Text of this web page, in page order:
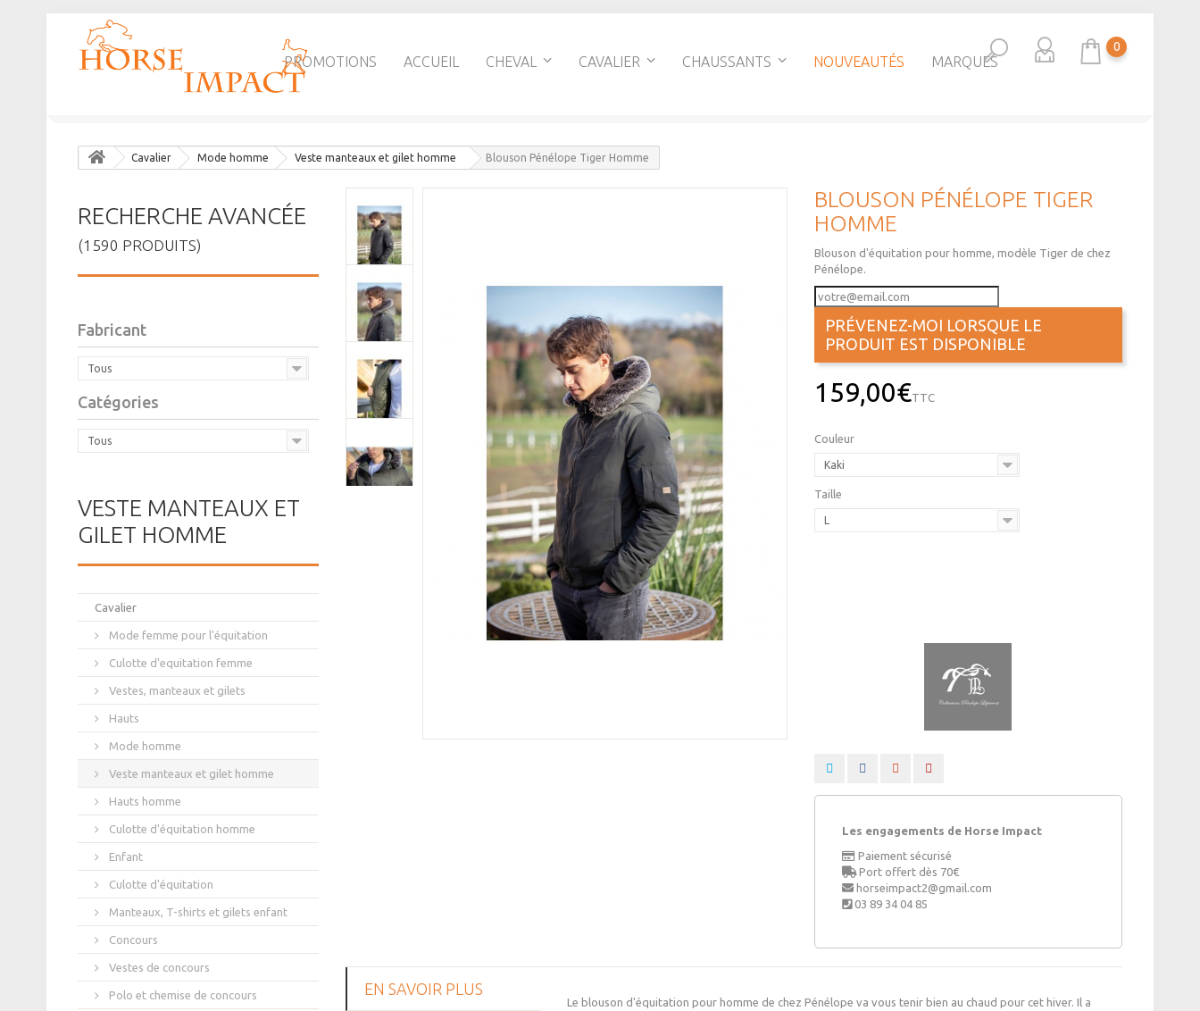
0
PROMOTIONS ACCUEIL CHEVAL CAVALIER CHAUSSANTS NOUVEAUTÉS MARQUES
Cavalier Mode homme Veste manteaux et gilet homme Blouson Pénélope Tiger Homme
BLOUSON PÉNÉLOPE TIGER
HOMME
Blouson d'équitation pour homme, modèle Tiger de chez
Pénélope.
PRÉVENEZ-MOI LORSQUE LE
PRODUIT EST DISPONIBLE
159,00€TTC
Couleur
Kaki
Taille
Les engagements de Horse Impact
Paiement sécurisé
Port offert dès 70€
horseimpact2@gmail.com
03 89 34 04 85
EN SAVOIR PLUS
Le blouson d'équitation pour homme de chez Pénélope va vous tenir bien au chaud pour cet hiver. Il a
RECHERCHE AVANCÉE
(1590 PRODUITS)
Fabricant
Tous
Catégories
Tous
VESTE MANTEAUX ET
GILET HOMME
Cavalier
Mode femme pour l'équitation
Culotte d'equitation femme
Vestes, manteaux et gilets
Hauts
Mode homme
Veste manteaux et gilet homme
Hauts homme
Culotte d'équitation homme
Enfant
Culotte d'équitation
Manteaux, T-shirts et gilets enfant
Concours
Vestes de concours
Polo et chemise de concours